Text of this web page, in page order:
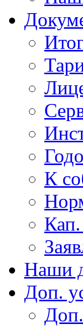
К
Наши
Доп.